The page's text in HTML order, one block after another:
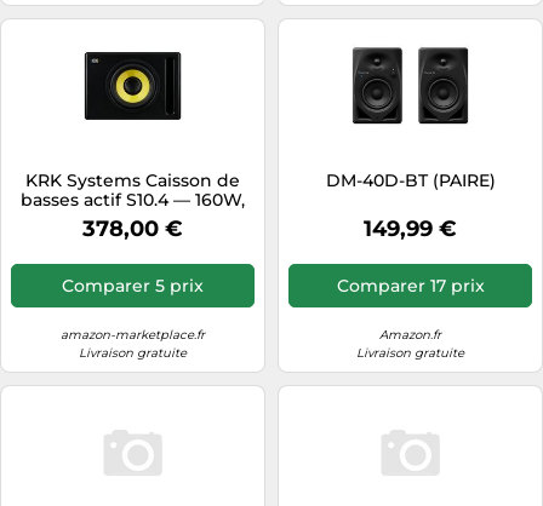
KRK Systems Caisson de
basses actif S10.4 — 160W,
117 dB, contrôles avancés,
bypass optionnel
378,00 €
Comparer 5 prix
amazon-marketplace.fr
Livraison gratuite
DM-40D-BT (PAIRE)
149,99 €
Comparer 17 prix
Amazon.fr
Livraison gratuite